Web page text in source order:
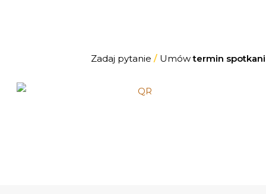
Zadaj pytanie /Umówtermin